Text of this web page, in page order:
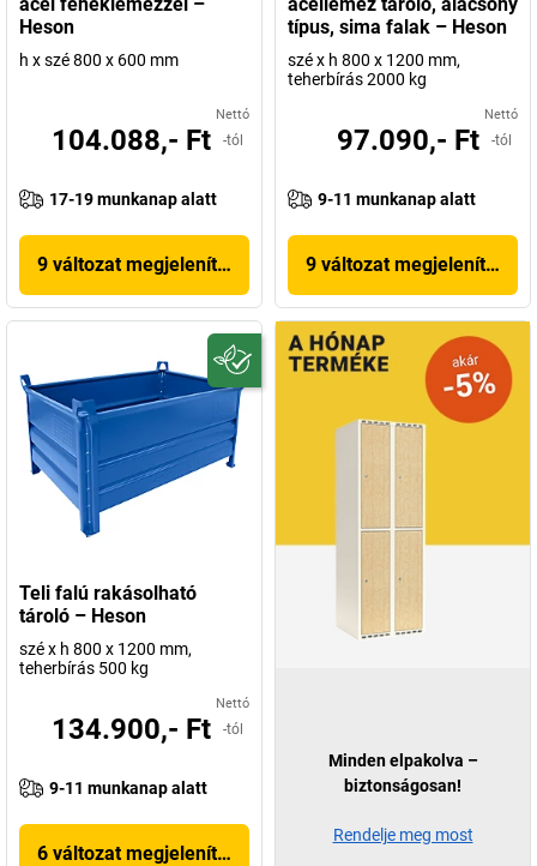
Heson
h x szé 800 x 600 mm
Nettó
104.088,- Ft -tól
17-19 munkanap alatt
9 változat megjelenítése
típus, sima falak – Heson
szé x h 800 x 1200 mm,
teherbírás 2000 kg
Nettó
97.090,- Ft -tól
9-11 munkanap alatt
9 változat megjelenítése
Teli falú rakásolható
tároló – Heson
szé x h 800 x 1200 mm,
teherbírás 500 kg
Nettó
134.900,- Ft -tól
9-11 munkanap alatt
6 változat megjelenítése
Minden elpakolva –
biztonságosan!
Rendelje meg most